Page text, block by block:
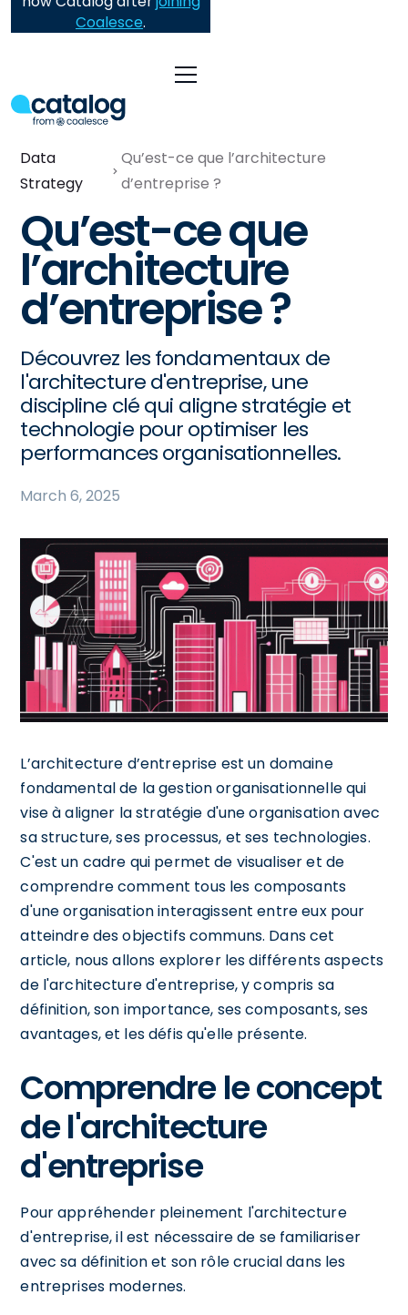
Coalesce.
Data
Strategy
Qu’est-ce que l’architecture
d’entreprise ?
Qu’est-ce que
l’architecture
d’entreprise ?
Découvrez les fondamentaux de
l'architecture d'entreprise, une
discipline clé qui aligne stratégie et
technologie pour optimiser les
performances organisationnelles.
March 6, 2025
L’architecture d’entreprise est un domaine
fondamental de la gestion organisationnelle qui
vise à aligner la stratégie d'une organisation avec
sa structure, ses processus, et ses technologies.
C'est un cadre qui permet de visualiser et de
comprendre comment tous les composants
d'une organisation interagissent entre eux pour
atteindre des objectifs communs. Dans cet
article, nous allons explorer les différents aspects
de l'architecture d'entreprise, y compris sa
définition, son importance, ses composants, ses
avantages, et les défis qu'elle présente.
Comprendre le concept
de l'architecture
d'entreprise
Pour appréhender pleinement l'architecture
d'entreprise, il est nécessaire de se familiariser
avec sa définition et son rôle crucial dans les
entreprises modernes.